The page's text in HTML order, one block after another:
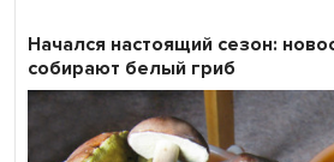
Начался настоящий сезон:
собирают белый гриб